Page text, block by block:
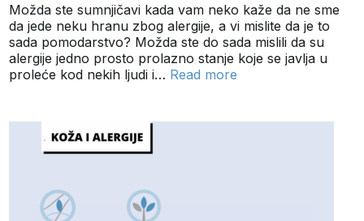
Možda ste sumnjičavi kada vam neko kaže da ne sme
da jede neku hranu zbog alergije, a vi mislite da je to
sada pomodarstvo? Možda ste do sada mislili da su
alergije jedno prosto prolazno stanje koje se javlja u
proleće kod nekih ljudi i… Read more